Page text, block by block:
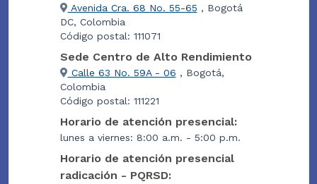
Avenida Cra. 68 No. 55-65 , Bogotá
DC, Colombia
Código postal: 111071
Sede Centro de Alto Rendimiento
Calle 63 No. 59A - 06 , Bogotá,
Colombia
Código postal: 111221
Horario de atención presencial:
lunes a viernes: 8:00 a.m. - 5:00 p.m.
Horario de atención presencial
radicación - PQRSD: